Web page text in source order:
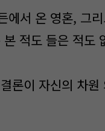
에서 온 영혼, 그
적도 들은 적도
론이 자신의 차원